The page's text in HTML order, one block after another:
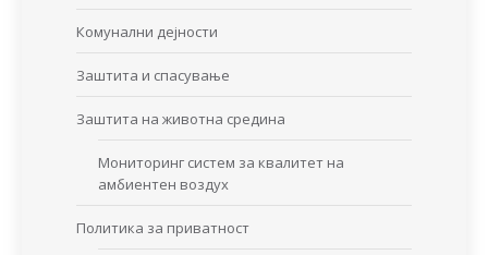
Комунални дејности
Заштита и спасување
Заштита на животна средина
Мониторинг систем за квалитет на
амбиентен воздух
Политика за приватност